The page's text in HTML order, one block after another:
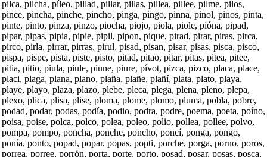
pilca, pilcha, píleo, pillad, pillar, pillas, pillea, pillee, pilme, pilos,
pince, pincha, pinche, pincho, pinga, pingo, pinna, pinol, pinos, pinta,
pinte, pinto, pinza, pinzo, piocha, piojo, piola, piole, pióna, pipad,
pipar, pipas, pipia, pipie, pipil, pipon, pique, pirad, pirar, piras, pirca,
pirco, pirla, pirrar, pirras, pirul, pisad, pisan, pisar, pisas, pisca, pisco,
pispa, pispe, pista, piste, pisto, pitad, pitao, pitar, pitas, pitea, pitee,
pitia, pitio, piula, piule, piune, piure, pívot, pizca, pizco, placa, place,
placi, plaga, plana, plano, plaña, plañe, plañí, plata, plato, playa,
playe, playo, plaza, plazo, plebe, pleca, plega, plena, pleno, plepa,
plexo, plica, plisa, plise, ploma, plome, plomo, pluma, pobla, pobre,
podad, podar, podas, podía, podio, podra, podre, poema, poeta, poíno,
poisa, poise, polca, polco, polea, poleo, polio, pollea, pollee, polvo,
pompa, pompo, poncha, ponche, poncho, poncí, ponga, pongo,
ponía, ponto, popad, popar, popas, popti, porche, porga, porno, poros,
porrea, porree, porrón, porta, porte, porto, posad, posar, posas, posca,